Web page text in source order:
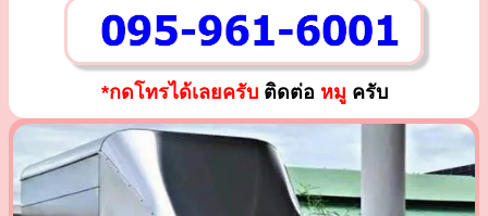
*กดโทรได้เลยครับติดต่อ หมู ครับ